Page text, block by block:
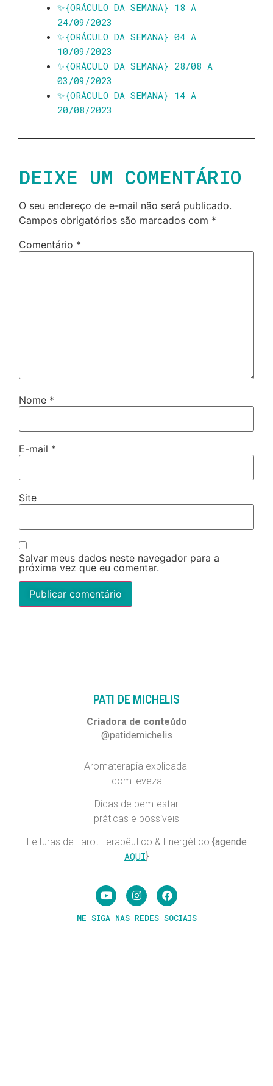
✨️{ORÁCULO DA SEMANA} 18 A
24/09/2023
✨️{ORÁCULO DA SEMANA} 04 A
10/09/2023
✨️{ORÁCULO DA SEMANA} 28/08 A
03/09/2023
✨️{ORÁCULO DA SEMANA} 14 A
20/08/2023
DEIXE UM COMENTÁRIO
O seu endereço de e-mail não será publicado.
Campos obrigatórios são marcados com *
Comentário *
Nome *
E-mail *
Site
Salvar meus dados neste navegador para a
próxima vez que eu comentar.
PATI DE MICHELIS​
Criadora de conteúdo
@patidemichelis
Aromaterapia explicada
com leveza
Dicas de bem-estar
práticas e possíveis
Leituras de Tarot Terapêutico & Energético {agende
AQUI}
ME SIGA NAS REDES SOCIAIS